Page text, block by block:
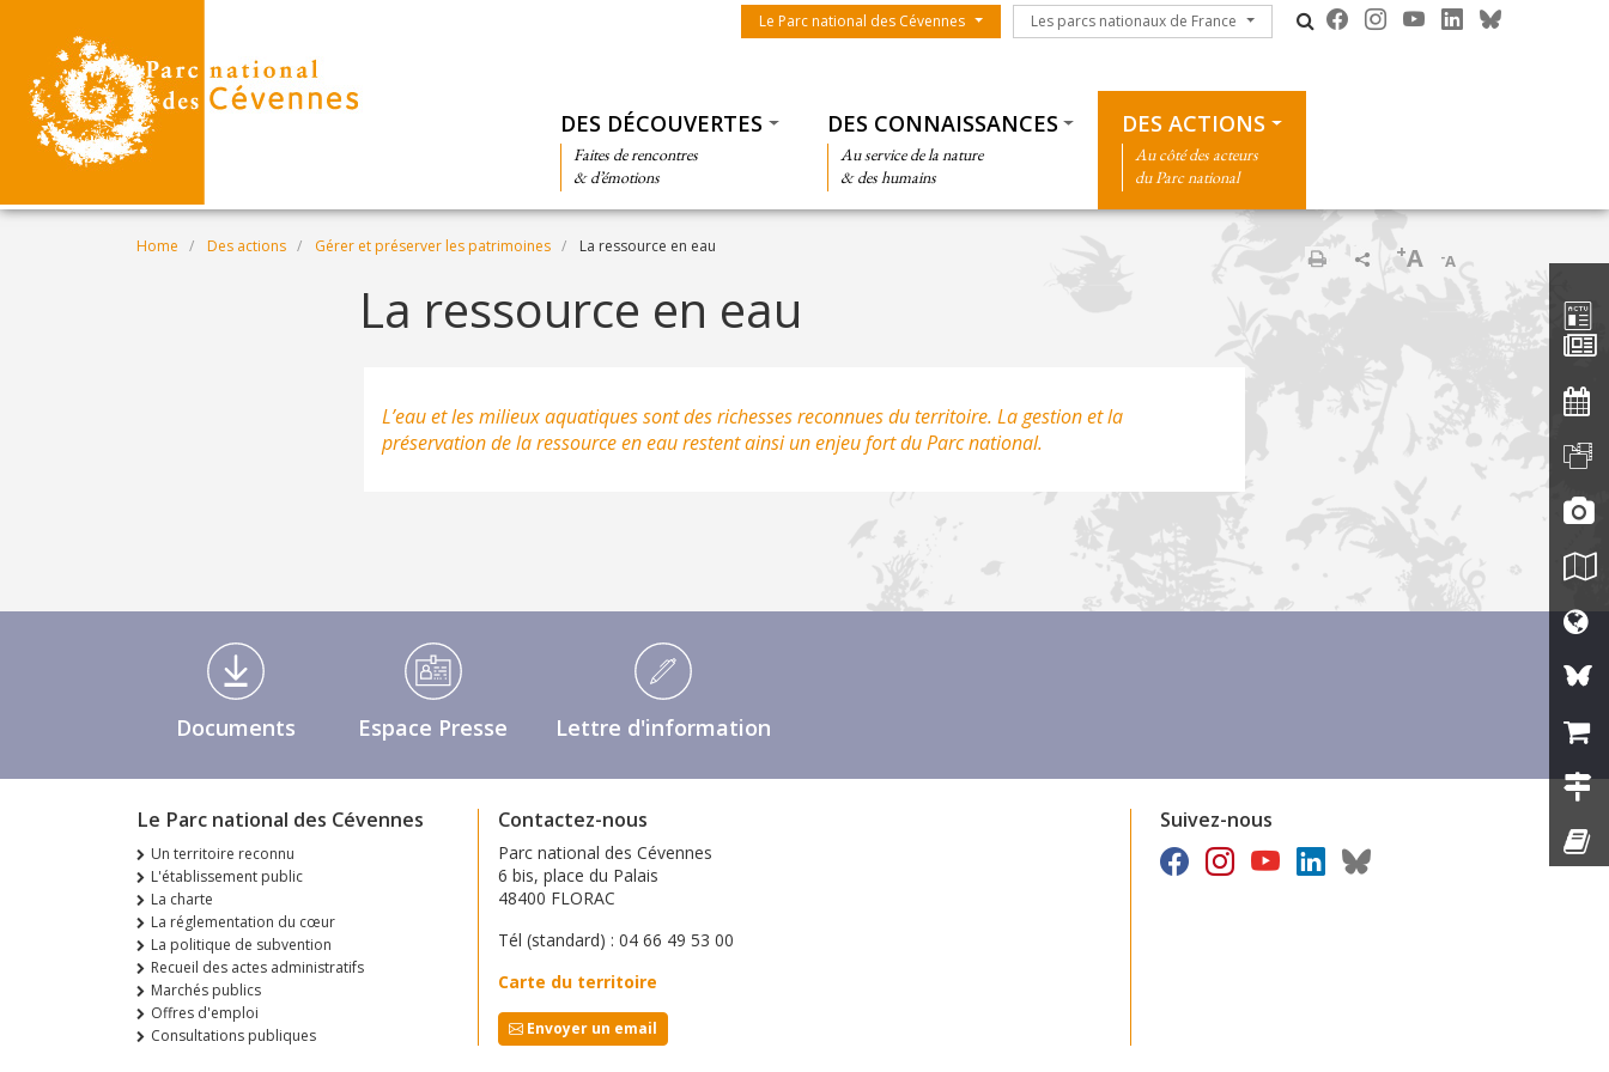
Menu du parc
Le Parc national des Cévennes Les parcs nationaux de France
Les parcs nationaux de France
DES DÉCOUVERTES
Faites de rencontres
& d’émotions
DES CONNAISSANCES
Au service de la nature
& des humains
DES ACTIONS
Au côté des acteurs
du Parc national
Breadcrumb
Home Des actions Gérer et préserver les patrimoines La ressource en eau
-A
+A
La ressource en eau
L’eau et les milieux aquatiques sont des richesses reconnues du territoire. La gestion et la
préservation de la ressource en eau restent ainsi un enjeu fort du Parc national.
Médiathèque Footer
Documents Espace Presse Lettre d'information
Le Parc national des Cévennes
Un territoire reconnu
L'établissement public
La charte
La réglementation du cœur
La politique de subvention
Recueil des actes administratifs
Marchés publics
Offres d'emploi
Consultations publiques
Contactez-nous
Parc national des Cévennes
6 bis, place du Palais
48400 FLORAC
Tél (standard) : 04 66 49 53 00
Carte du territoire
Envoyer un email
Suivez-nous